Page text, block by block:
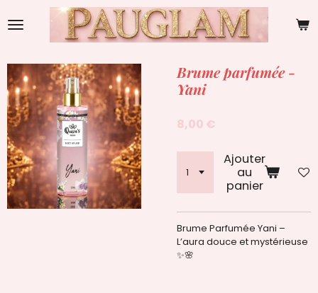
au
Brume parfumée -
Yani
8,00 €
Ajouter
au
panier
Brume Parfumée Yani –
L’aura douce et mystérieuse
✨🌸